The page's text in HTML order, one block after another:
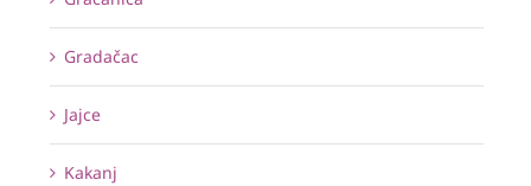
Gradačac
Jajce
Kakanj